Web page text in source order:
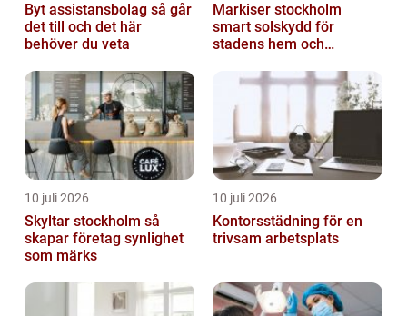
Byt assistansbolag så går
det till och det här
behöver du veta
Markiser stockholm
smart solskydd för
stadens hem och
10 juli 2026
Skyltar stockholm så
skapar företag synlighet
som märks
10 juli 2026
Kontorsstädning för en
trivsam arbetsplats